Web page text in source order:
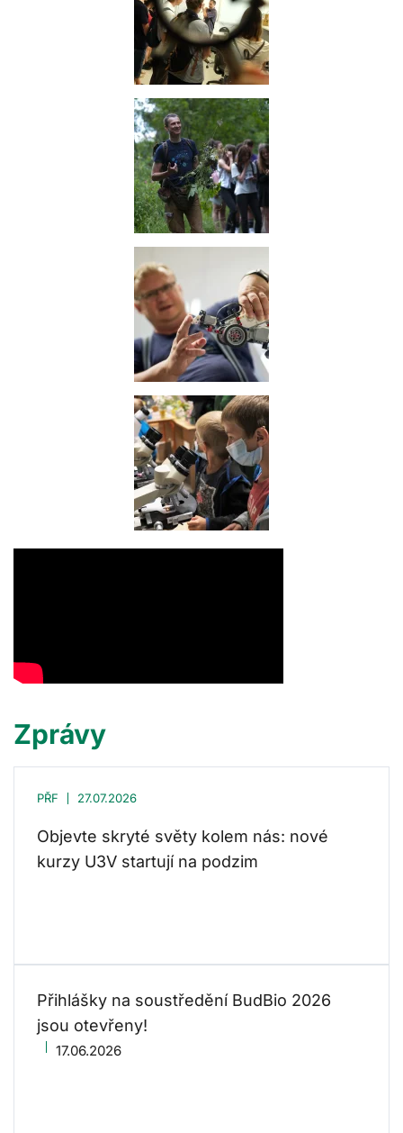
Zprávy
PŘF 27.07.2026
Objevte skryté světy kolem nás: nové
kurzy U3V startují na podzim
Přihlášky na soustředění BudBio 2026
jsou otevřeny!
17.06.2026